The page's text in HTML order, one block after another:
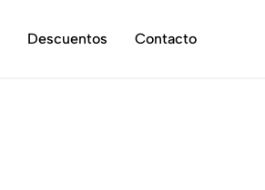
Descuentos Contacto